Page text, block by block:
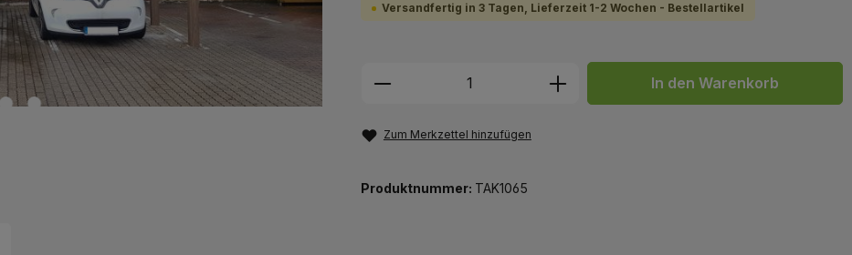
Versandfertig in 3 Tagen, Lieferzeit 1-2 Wochen - Bestellartikel
Produkt Anzahl: Gib den gewünschten Wert
In den Warenkorb
Zum Merkzettel hinzufügen
Produktnummer: TAK1065